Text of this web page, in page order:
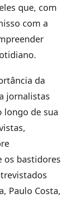
que, com
com a
da
jornalistas
longo de sua
os bastidores
Paulo Costa,